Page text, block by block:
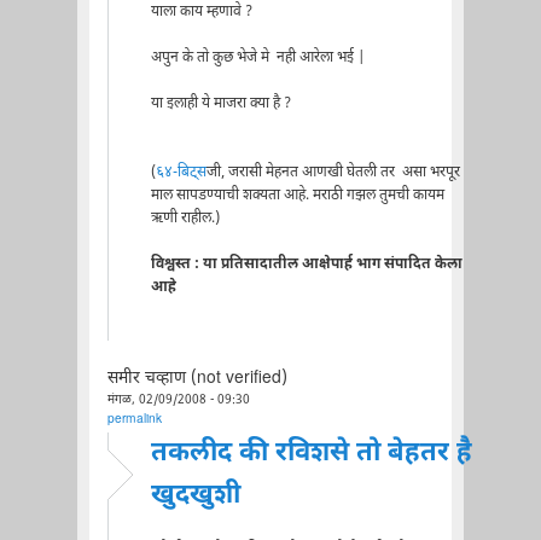
याला काय म्हणावे ?
अपुन के तो कुछ भेजे मे नही आरेला भई |
या इलाही ये माजरा क्या है ?
(६४-बिट्सजी, जरासी मेहनत आणखी घेतली तर असा भरपूर
माल सापडण्याची शक्यता आहे. मराठी गझल तुमची कायम
ऋणी राहील.)
विश्वस्त : या प्रतिसादातील आक्षेपार्ह भाग संपादित केला
आहे
समीर चव्हाण (not verified)
मंगळ, 02/09/2008 - 09:30
permalink
तकलीद की रविशसे तो बेहतर है
खुदखुशी